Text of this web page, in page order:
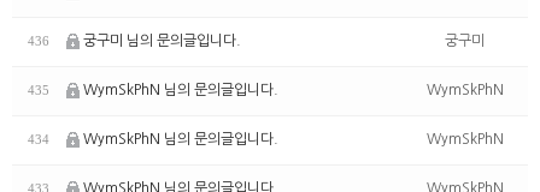
436 궁구미 님의 문의글입니다. 궁구미
435 WymSkPhN 님의 문의글입니다. WymSkPhN
434 WymSkPhN 님의 문의글입니다. WymSkPhN
433 WymSkPhN 님의 문의글입니다. WymSkPhN